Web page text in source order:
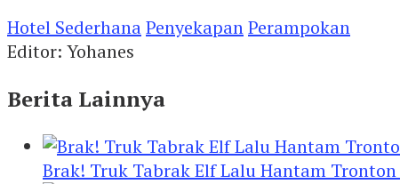
Hotel SederhanaPenyekapanPerampokan
Editor: Yohanes
Berita Lainnya
Brak! Truk Tabrak Elf Lalu Hantam